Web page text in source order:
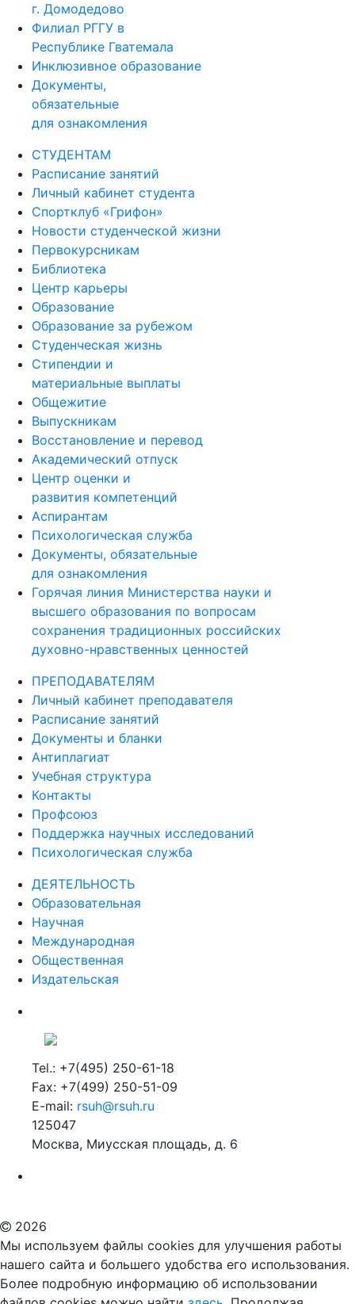
г. Домодедово
Филиал РГГУ в
Республике Гватемала
Инклюзивное образование
Документы,
обязательные
для ознакомления
СТУДЕНТАМ
Расписание занятий
Личный кабинет студента
Спортклуб «Грифон»
Новости студенческой жизни
Первокурсникам
Библиотека
Центр карьеры
Образование
Образование за рубежом
Студенческая жизнь
Стипендии и
материальные выплаты
Общежитие
Выпускникам
Восстановление и перевод
Академический отпуск
Центр оценки и
развития компетенций
Аспирантам
Психологическая служба
Документы, обязательные
для ознакомления
Горячая линия Министерства науки и
высшего образования по вопросам
сохранения традиционных российских
духовно-нравственных ценностей
ПРЕПОДАВАТЕЛЯМ
Личный кабинет преподавателя
Расписание занятий
Документы и бланки
Антиплагиат
Учебная структура
Контакты
Профсоюз
Поддержка научных исследований
Психологическая служба
ДЕЯТЕЛЬНОСТЬ
Образовательная
Научная
Международная
Общественная
Издательская
Tel.: +7(495) 250-61-18
Fax: +7(499) 250-51-09
E-mail: rsuh@rsuh.ru
125047
Москва, Миусская площадь, д. 6
2026
Мы используем файлы cookies для улучшения работы
нашего сайта и большего удобства его использования.
Более подробную информацию об использовании